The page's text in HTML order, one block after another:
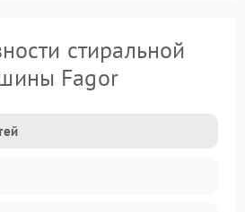
стиральной
Fagor